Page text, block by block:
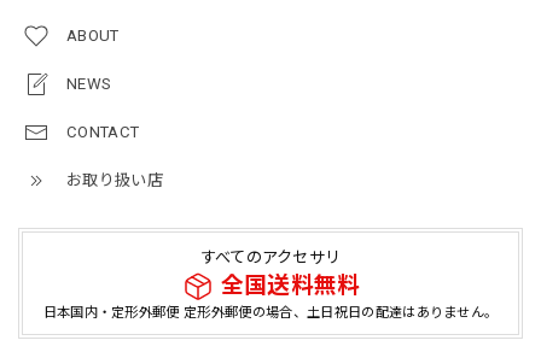
ABOUT
NEWS
CONTACT
お取り扱い店
すべてのアクセサリ
全国送料無料
日本国内・定形外郵便 定形外郵便の場合、土日祝日の配達はありません。